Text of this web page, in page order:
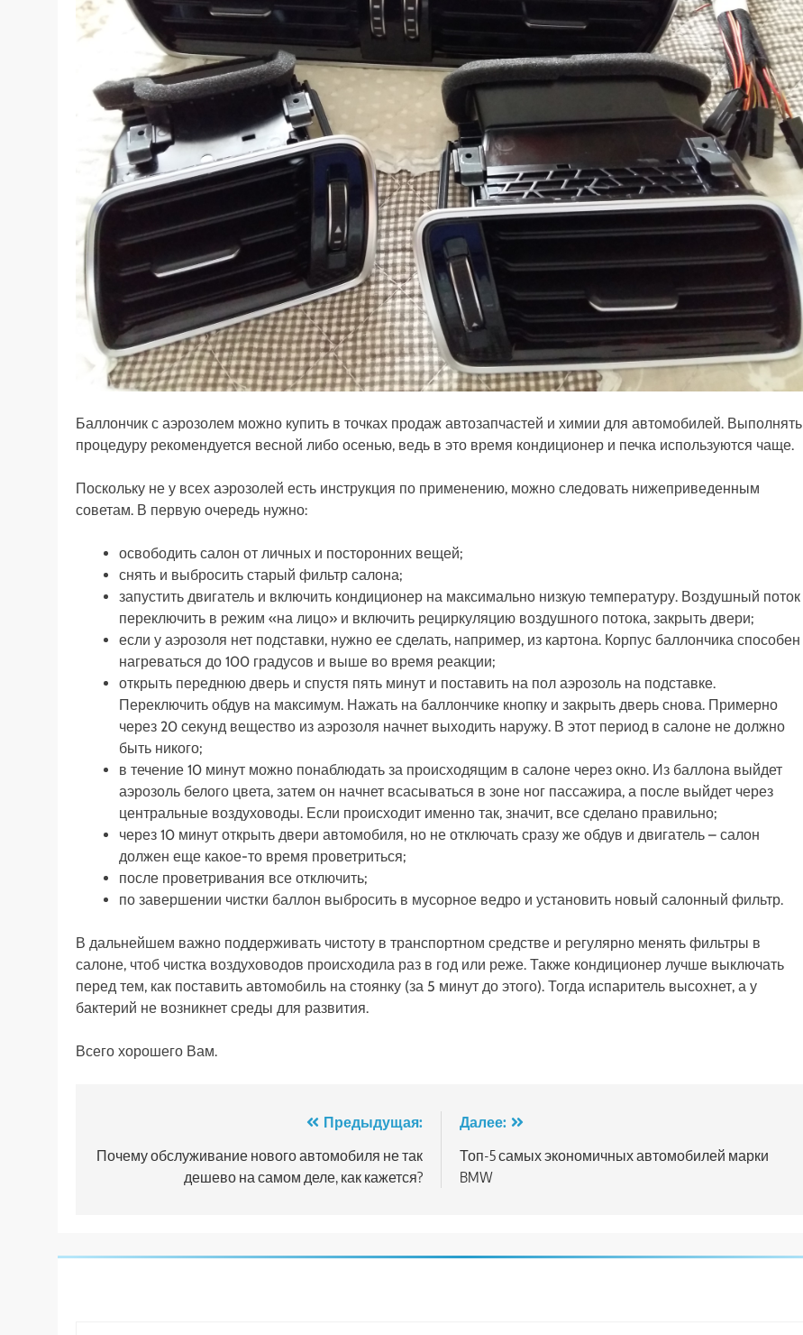
Баллончик с аэрозолем можно купить в точках продаж автозапчастей и химии для автомобилей. Выполнять
процедуру рекомендуется весной либо осенью, ведь в это время кондиционер и печка используются чаще.
Поскольку не у всех аэрозолей есть инструкция по применению, можно следовать нижеприведенным
советам. В первую очередь нужно:
освободить салон от личных и посторонних вещей;
снять и выбросить старый фильтр салона;
запустить двигатель и включить кондиционер на максимально низкую температуру. Воздушный поток
переключить в режим «на лицо» и включить рециркуляцию воздушного потока, закрыть двери;
если у аэрозоля нет подставки, нужно ее сделать, например, из картона. Корпус баллончика способен
нагреваться до 100 градусов и выше во время реакции;
открыть переднюю дверь и спустя пять минут и поставить на пол аэрозоль на подставке.
Переключить обдув на максимум. Нажать на баллончике кнопку и закрыть дверь снова. Примерно
через 20 секунд вещество из аэрозоля начнет выходить наружу. В этот период в салоне не должно
быть никого;
в течение 10 минут можно понаблюдать за происходящим в салоне через окно. Из баллона выйдет
аэрозоль белого цвета, затем он начнет всасываться в зоне ног пассажира, а после выйдет через
центральные воздуховоды. Если происходит именно так, значит, все сделано правильно;
через 10 минут открыть двери автомобиля, но не отключать сразу же обдув и двигатель – салон
должен еще какое-то время проветриться;
после проветривания все отключить;
по завершении чистки баллон выбросить в мусорное ведро и установить новый салонный фильтр.
В дальнейшем важно поддерживать чистоту в транспортном средстве и регулярно менять фильтры в
салоне, чтоб чистка воздуховодов происходила раз в год или реже. Также кондиционер лучше выключать
перед тем, как поставить автомобиль на стоянку (за 5 минут до этого). Тогда испаритель высохнет, а у
бактерий не возникнет среды для развития.
Всего хорошего Вам.
по
Предыдущая:
Почему обслуживание нового автомобиля не так
дешево на самом деле, как кажется?
Далее:
Топ-5 самых экономичных автомобилей марки
BMW